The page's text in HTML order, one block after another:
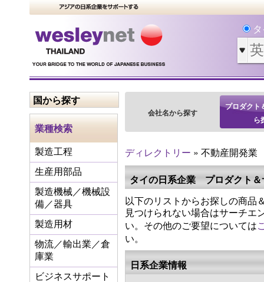
国から探す
業種検索
製造工程
生産用部品
製造機械／機械設
備／器具
製造用材
物流／輸出業／倉
庫業
ビジネスサポート
会社名から探す
プロダクト
ら
ディレクトリー » 不動産開発業
タイの日系企業 プロダクト＆
以下のリストからお探しの商品
見つけられない場合はサーチエ
い。その他のご要望については
い。
日系企業情報